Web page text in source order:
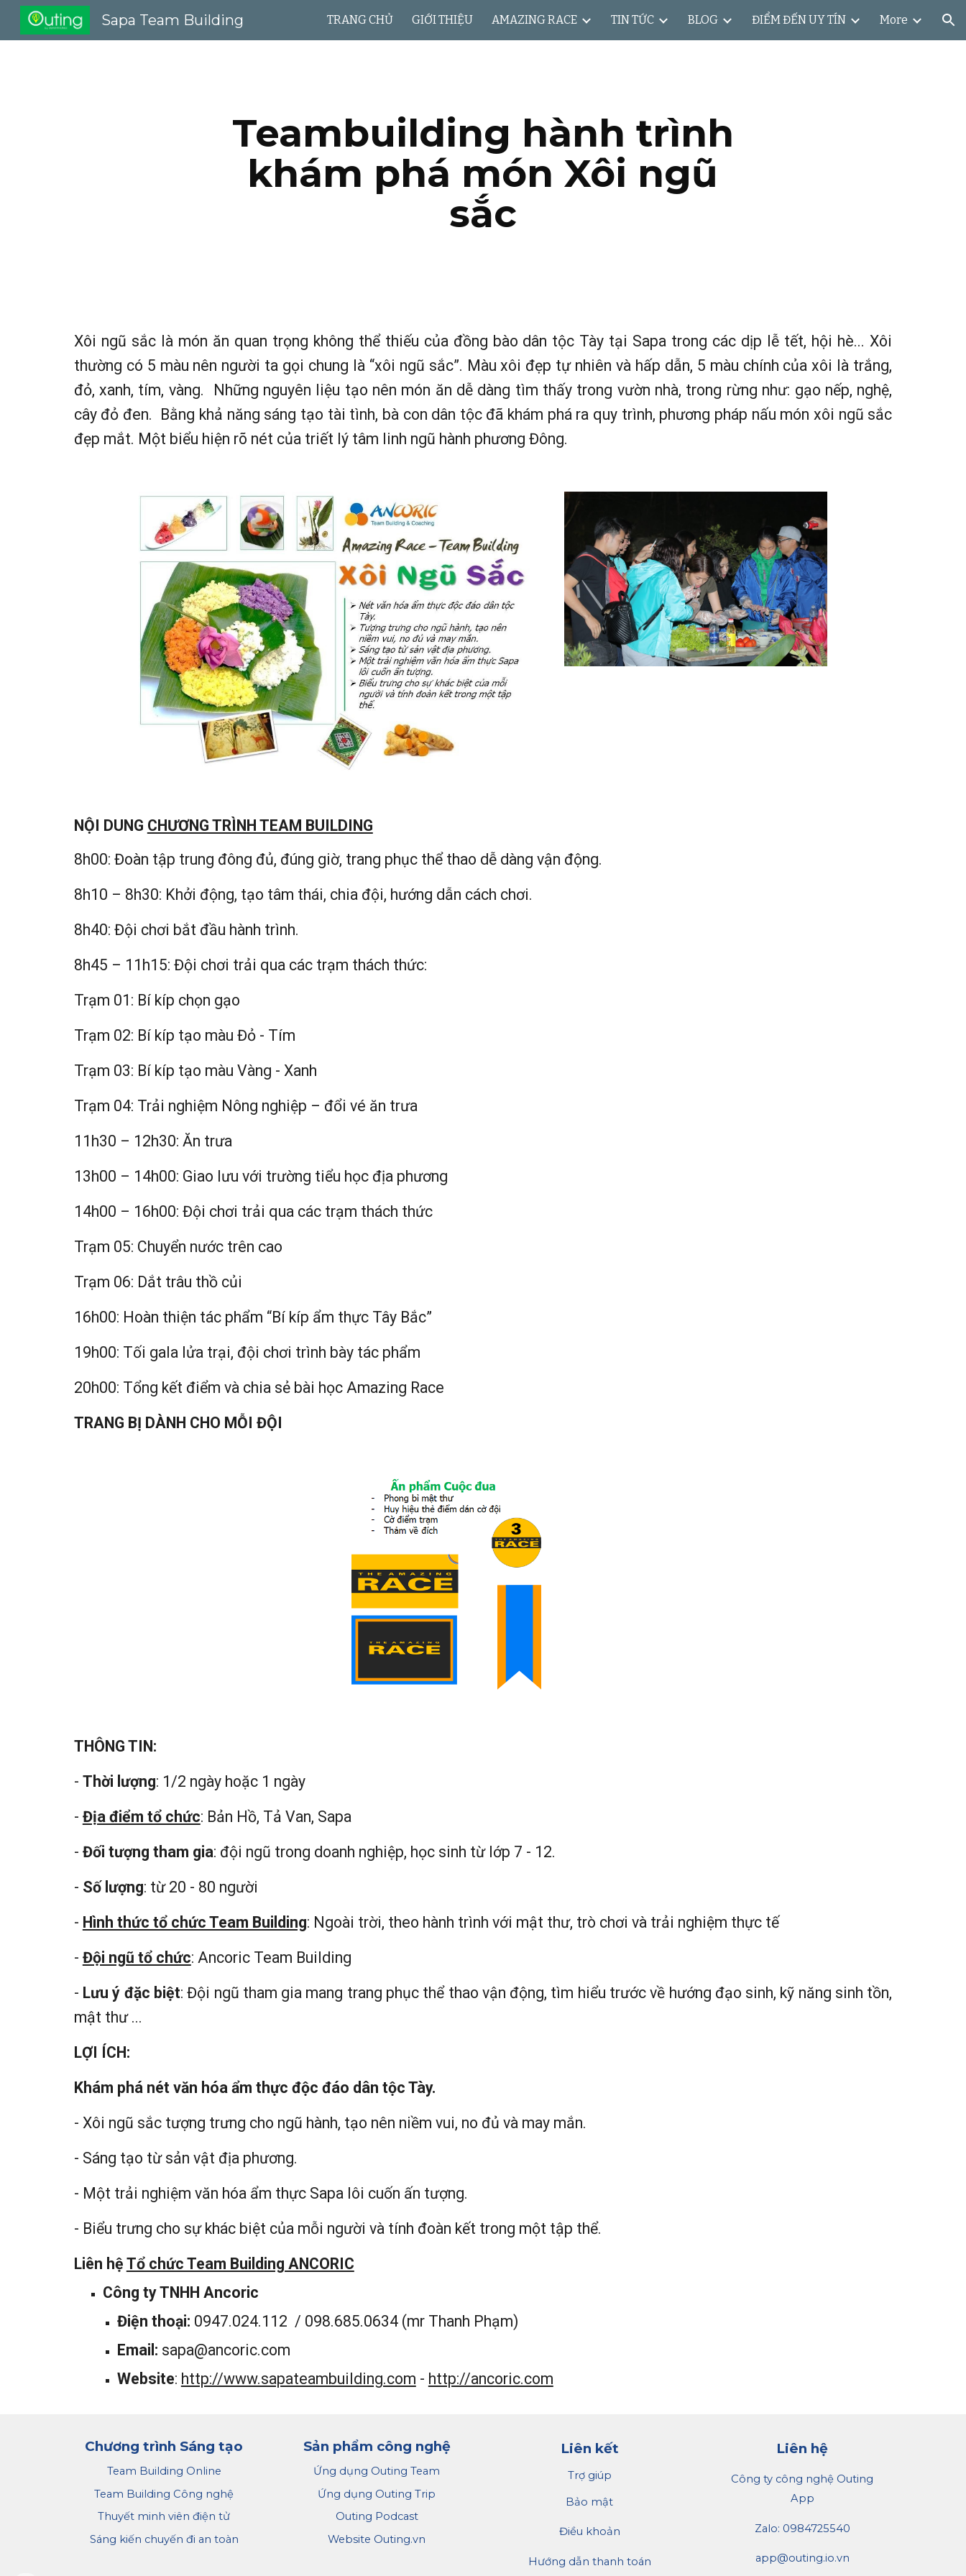
Skip to main content Skip to navigation
Sapa Team Building TRANG CHỦ GIỚI THIỆU AMAZING RACE TIN TỨC BLOG ĐIỂM ĐẾN UY TÍN More
Teambuilding hành trình
khám phá món Xôi ngũ
sắc
Xôi ngũ sắc là món ăn quan trọng không thể thiếu của đồng bào dân tộc Tày tại Sapa trong các dịp lễ tết, hội hè... Xôi
thường có 5 màu nên người ta gọi chung là “xôi ngũ sắc”. Màu xôi đẹp tự nhiên và hấp dẫn, 5 màu chính của xôi là trắng,
đỏ, xanh, tím, vàng. Những nguyên liệu tạo nên món ăn dễ dàng tìm thấy trong vườn nhà, trong rừng như: gạo nếp, nghệ,
cây đỏ đen. Bằng khả năng sáng tạo tài tình, bà con dân tộc đã khám phá ra quy trình, phương pháp nấu món xôi ngũ sắc
đẹp mắt. Một biểu hiện rõ nét của triết lý tâm linh ngũ hành phương Đông.
NỘI DUNG CHƯƠNG TRÌNH TEAM BUILDING
8h00: Đoàn tập trung đông đủ, đúng giờ, trang phục thể thao dễ dàng vận động.
8h10 – 8h30: Khởi động, tạo tâm thái, chia đội, hướng dẫn cách chơi.
8h40: Đội chơi bắt đầu hành trình.
8h45 – 11h15: Đội chơi trải qua các trạm thách thức:
Trạm 01: Bí kíp chọn gạo
Trạm 02: Bí kíp tạo màu Đỏ - Tím
Trạm 03: Bí kíp tạo màu Vàng - Xanh
Trạm 04: Trải nghiệm Nông nghiệp – đổi vé ăn trưa
11h30 – 12h30: Ăn trưa
13h00 – 14h00: Giao lưu với trường tiểu học địa phương
14h00 – 16h00: Đội chơi trải qua các trạm thách thức
Trạm 05: Chuyển nước trên cao
Trạm 06: Dắt trâu thồ củi
16h00: Hoàn thiện tác phẩm “Bí kíp ẩm thực Tây Bắc”
19h00: Tối gala lửa trại, đội chơi trình bày tác phẩm
20h00: Tổng kết điểm và chia sẻ bài học Amazing Race
TRANG BỊ DÀNH CHO MỖI ĐỘI
THÔNG TIN:
- Thời lượng: 1/2 ngày hoặc 1 ngày
- Địa điểm tổ chức: Bản Hồ, Tả Van, Sapa
- Đối tượng tham gia: đội ngũ trong doanh nghiệp, học sinh từ lớp 7 - 12.
- Số lượng: từ 20 - 80 người
- Hình thức tổ chức Team Building: Ngoài trời, theo hành trình với mật thư, trò chơi và trải nghiệm thực tế
- Đội ngũ tổ chức: Ancoric Team Building
- Lưu ý đặc biệt: Đội ngũ tham gia mang trang phục thể thao vận động, tìm hiểu trước về hướng đạo sinh, kỹ năng sinh tồn,
mật thư ...
LỢI ÍCH:
Khám phá nét văn hóa ẩm thực độc đáo dân tộc Tày.
- Xôi ngũ sắc tượng trưng cho ngũ hành, tạo nên niềm vui, no đủ và may mắn.
- Sáng tạo từ sản vật địa phương.
- Một trải nghiệm văn hóa ẩm thực Sapa lôi cuốn ấn tượng.
- Biểu trưng cho sự khác biệt của mỗi người và tính đoàn kết trong một tập thể.
Liên hệ Tổ chức Team Building ANCORIC
Công ty TNHH Ancoric
Điện thoại: 0947.024.112 / 098.685.0634 (mr Thanh Phạm)
Email: sapa@ancoric.com
Website: http://www.sapateambuilding.com - http://ancoric.com
Chương trình Sáng tạo
Team Building Online
Team Building Công nghệ
Thuyết minh viên điện tử
Sáng kiến chuyến đi an toàn
Sản phẩm công nghệ
Ứng dụng Outing Team
Ứng dụng Outing Trip
Outing Podcast
Website Outing.vn
Liên kết
Trợ giúp
Bảo mật
Điều khoản
Hướng dẫn thanh toán
Liên hệ
Công ty công nghệ Outing
App
Zalo: 0984725540
app@outing.io.vn